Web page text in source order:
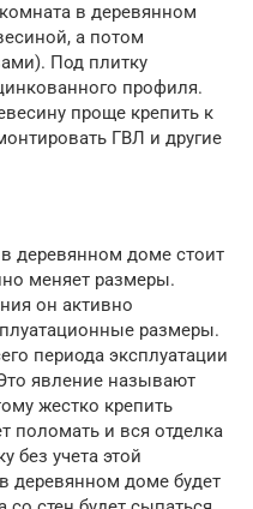
в деревянном
а потом
Под плитку
профиля.
проще крепить к
ГВЛ и другие
деревянном доме стоит
меняет размеры.
он активно
размеры.
периода эксплуатации
явление называют
жестко крепить
поломать и вся отделка
без учета этой
деревянном доме будет